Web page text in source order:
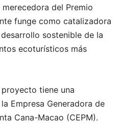
del Premio
funge como catalizadora
sostenible de la
ecoturísticos más
tiene una
Empresa Generadora de
Cana-Macao (CEPM).